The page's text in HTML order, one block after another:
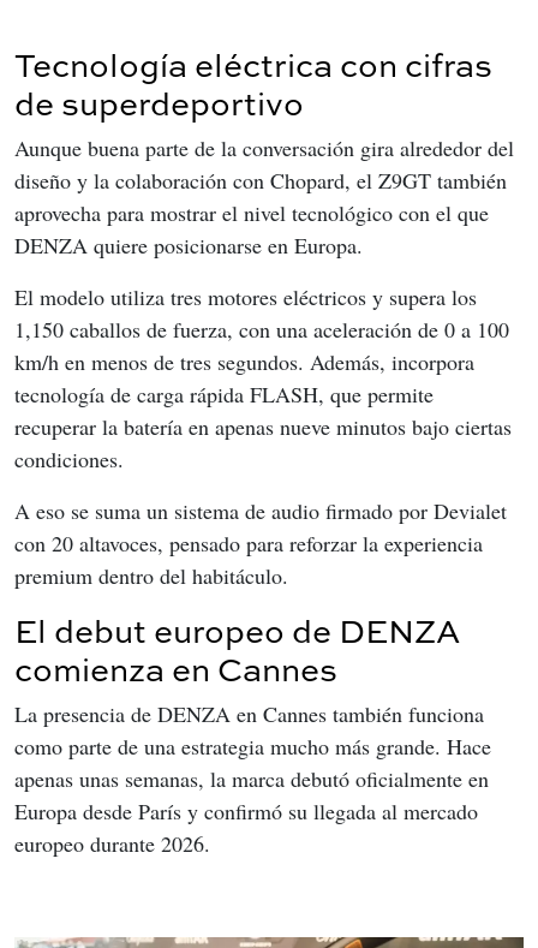
Tecnología eléctrica con cifras
de superdeportivo
Aunque buena parte de la conversación gira alrededor del
diseño y la colaboración con Chopard, el Z9GT también
aprovecha para mostrar el nivel tecnológico con el que
DENZA quiere posicionarse en Europa.
El modelo utiliza tres motores eléctricos y supera los
1,150 caballos de fuerza, con una aceleración de 0 a 100
km/h en menos de tres segundos. Además, incorpora
tecnología de carga rápida FLASH, que permite
recuperar la batería en apenas nueve minutos bajo ciertas
condiciones.
A eso se suma un sistema de audio firmado por Devialet
con 20 altavoces, pensado para reforzar la experiencia
premium dentro del habitáculo.
El debut europeo de DENZA
comienza en Cannes
La presencia de DENZA en Cannes también funciona
como parte de una estrategia mucho más grande. Hace
apenas unas semanas, la marca debutó oficialmente en
Europa desde París y confirmó su llegada al mercado
europeo durante 2026.